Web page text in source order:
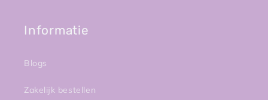
Informatie
Blogs
Zakelijk bestellen